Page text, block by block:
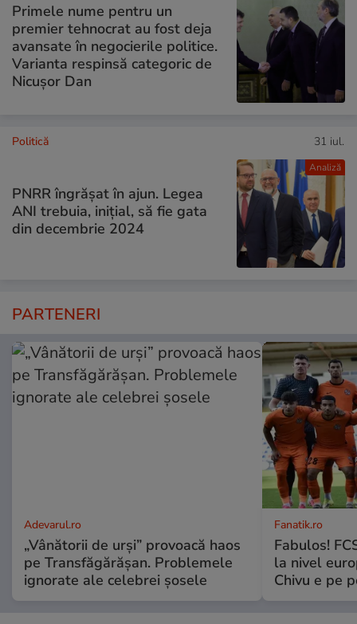
Primele nume pentru un
premier tehnocrat au fost deja
avansate în negocierile politice.
Varianta respinsă categoric de
Nicușor Dan
Analiză
Politică 31 iul.
PNRR îngrășat în ajun. Legea
ANI trebuia, inițial, să fie gata
din decembrie 2024
PARTENERI
Adevarul.ro
„Vânătorii de urși” provoacă haos
pe Transfăgărășan. Problemele
ignorate ale celebrei șosele
Fanatik.ro
Fabulos!
la nivel
Chivu e pe